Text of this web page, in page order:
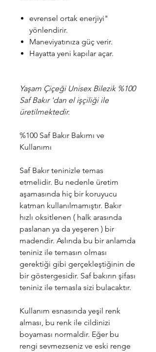
evrensel ortak enerjiyi"
yönlendirir.
Maneviyatınıza güç verir.
Hayatta yeni kapılar açar.
Yaşam Çiçeği Unisex Bilezik %100
Saf Bakır 'dan el işçiliği ile
üretilmektedir.
%100 Saf Bakır Bakımı ve
Kullanımı
Saf Bakır teninizle temas
etmelidir. Bu nedenle üretim
aşamasında hiç bir koruyucu
katman kullanılmamıştır. Bakır
hızlı oksitlenen ( halk arasında
paslanan ya da yeşeren ) bir
madendir. Aslında bu bir anlamda
teniniz ile temasın olması
gerektiği gibi gerçekleştiğinin de
bir göstergesidir. Saf bakırın şifası
teniniz ile temasla sizi bulacaktır.
Kullanım esnasında yeşil renk
alması, bu renk ile cildinizi
boyaması normaldir. Eğer bu
rengi sevmezseniz ve eski renge